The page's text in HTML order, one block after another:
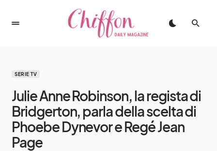
SERIE TV
Julie Anne Robinson, la regista di
Bridgerton, parla della scelta di
Phoebe Dynevor e Regé Jean
Page